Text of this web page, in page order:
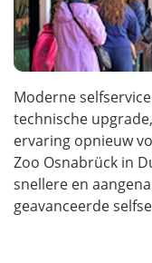
Moderne
technische
ervaring opnieuw
Zoo Osnabrück in
snellere en
geavanceerde